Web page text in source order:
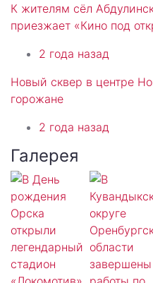
К жителям сёл
приезжает «Кино под
2 года назад
Новый сквер в центре
горожане
2 года назад
Галерея